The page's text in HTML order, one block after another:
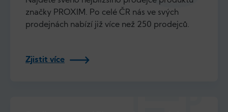
značky PROXIM. Po celé ČR nás ve svých
prodejnách nabízí již více než 250 prodejců.
Zjistit více